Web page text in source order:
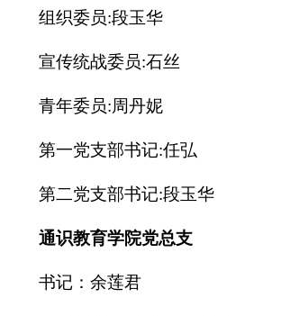
组织委员:段玉华
宣传统战委员:石丝
青年委员:周丹妮
第一党支部书记:任弘
第二党支部书记:段玉华
通识教育学院党总支
书记：余莲君